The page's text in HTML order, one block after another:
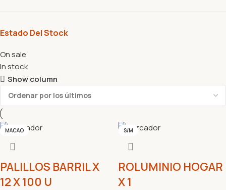
Estado Del Stock
On sale
In stock
Show column
MACAO
PALILLOS BARRIL X
12 X 100 U
S/M
ROLUMINIO HOGAR
X 1